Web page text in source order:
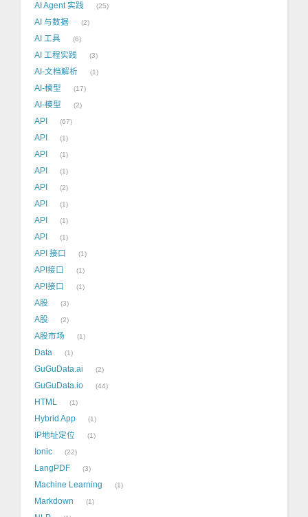
AI Agent 实践 25
AI 与数据 2
AI 工具 6
AI 工程实践 3
AI-文档解析 1
AI-模型 17
AI-模型 2
API 67
API 1
API 1
API 1
API 2
API 1
API 1
API 1
API 接口 1
API接口 1
API接口 1
A股 3
A股 2
A股市场 1
Data 1
GuGuData.ai 2
GuGuData.io 44
HTML 1
Hybrid App 1
IP地址定位 1
Ionic 22
LangPDF 3
Machine Learning 1
Markdown 1